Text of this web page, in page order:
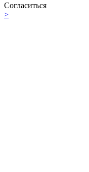
Согласиться
>